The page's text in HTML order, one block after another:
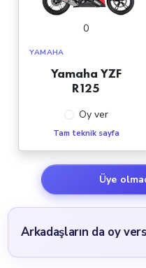
0
YAMAHA
Yamaha YZF
R125
Oy ver
Tam teknik sayfa
Üye
Arkadaşların da oy